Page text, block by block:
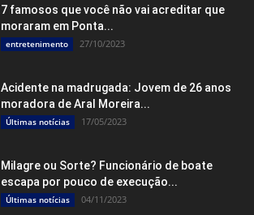
7 famosos que você não vai acreditar que
moraram em Ponta...
entretenimento 27/10/2023
Acidente na madrugada: Jovem de 26 anos
moradora de Aral Moreira...
Últimas notícias 17/05/2023
Milagre ou Sorte? Funcionário de boate
escapa por pouco de execução...
Últimas notícias 04/11/2023